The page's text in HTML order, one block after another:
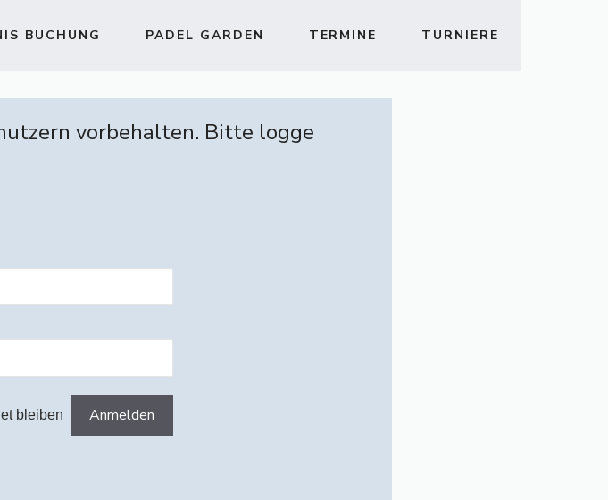
BUCHUNG PADEL GARDEN TERMINE TURNIERE
vorbehalten. Bitte logge
bleiben